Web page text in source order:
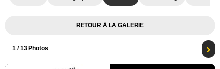
RETOUR À LA GALERIE
1 / 13 Photos